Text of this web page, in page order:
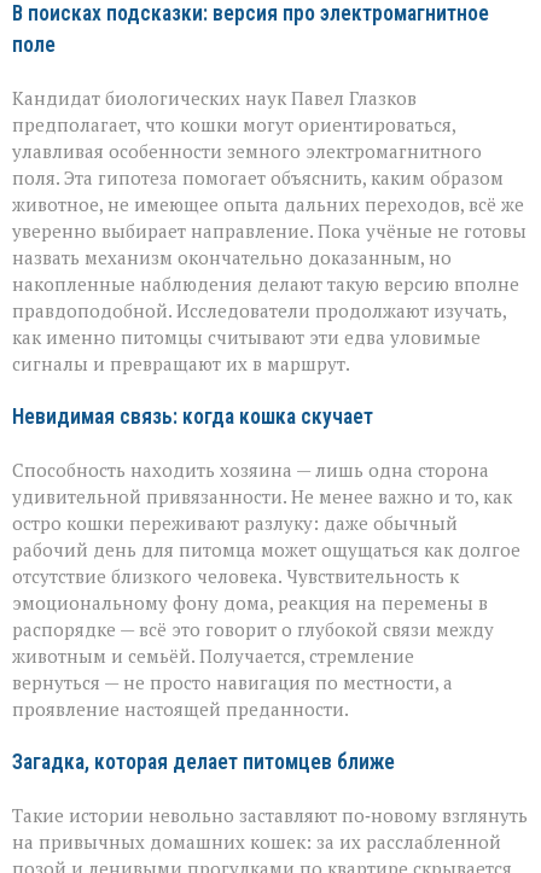
В поисках подсказки: версия про электромагнитное
поле
Кандидат биологических наук Павел Глазков
предполагает, что кошки могут ориентироваться,
улавливая особенности земного электромагнитного
поля. Эта гипотеза помогает объяснить, каким образом
животное, не имеющее опыта дальних переходов, всё же
уверенно выбирает направление. Пока учёные не готовы
назвать механизм окончательно доказанным, но
накопленные наблюдения делают такую версию вполне
правдоподобной. Исследователи продолжают изучать,
как именно питомцы считывают эти едва уловимые
сигналы и превращают их в маршрут.
Невидимая связь: когда кошка скучает
Способность находить хозяина — лишь одна сторона
удивительной привязанности. Не менее важно и то, как
остро кошки переживают разлуку: даже обычный
рабочий день для питомца может ощущаться как долгое
отсутствие близкого человека. Чувствительность к
эмоциональному фону дома, реакция на перемены в
распорядке — всё это говорит о глубокой связи между
животным и семьёй. Получается, стремление
вернуться — не просто навигация по местности, а
проявление настоящей преданности.
Загадка, которая делает питомцев ближе
Такие истории невольно заставляют по‑новому взглянуть
на привычных домашних кошек: за их расслабленной